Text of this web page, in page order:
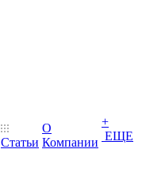
Статьи
О
Компании
+
ЕЩЕ